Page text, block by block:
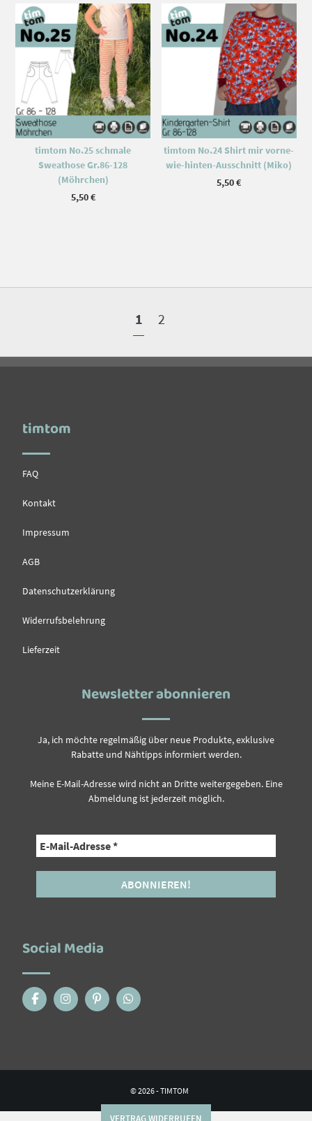
timtom No.25 schmale
Sweathose Gr.86-128
(Möhrchen)
5,50€
timtom No.24 Shirt mir vorne-
wie-hinten-Ausschnitt (Miko)
5,50€
1 2
timtom
FAQ
Kontakt
Impressum
AGB
Datenschutzerklärung
Widerrufsbelehrung
Lieferzeit
Newsletter abonnieren
Ja, ich möchte regelmäßig über neue Produkte, exklusive
Rabatte und Nähtipps informiert werden.
Meine E-Mail-Adresse wird nicht an Dritte weitergegeben. Eine
Abmeldung ist jederzeit möglich.
Social Media
© 2026 - TIMTOM
VERTRAG WIDERRUFEN